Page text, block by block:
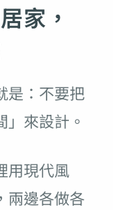
家，
是：不要把
來設計。
現代風
兩邊各做各